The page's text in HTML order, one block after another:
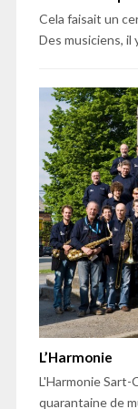
Cela faisait un
Des musiciens, il
L’Harmonie
L'Harmonie
quarantaine de